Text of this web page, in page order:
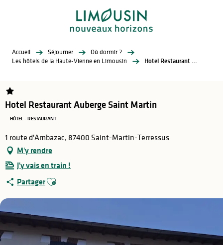
Accueil Séjourner
Où dormir ?
Les hôtels de la Haute-Vienne en Limousin
Hotel Restaurant Auberge Saint Martin
Hotel Restaurant Auberge Saint Martin
HÔTEL - RESTAURANT
1 route d'Ambazac, 87400 Saint-Martin-Terressus
M'y rendre
J'y vais en train !
PartagerAjouter aux favoris